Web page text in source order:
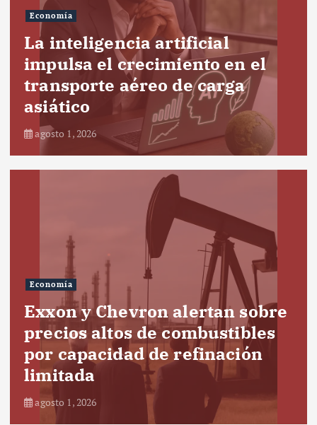
Economía
La inteligencia artificial
impulsa el crecimiento en el
transporte aéreo de carga
asiático
agosto 1, 2026
Economía
Exxon y Chevron alertan sobre
precios altos de combustibles
por capacidad de refinación
limitada
agosto 1, 2026